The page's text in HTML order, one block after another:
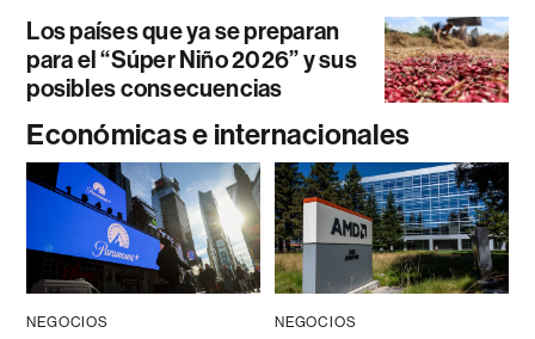
Los países que ya se preparan
para el “Súper Niño 2026” y sus
posibles consecuencias
Económicas e internacionales
NEGOCIOS NEGOCIOS